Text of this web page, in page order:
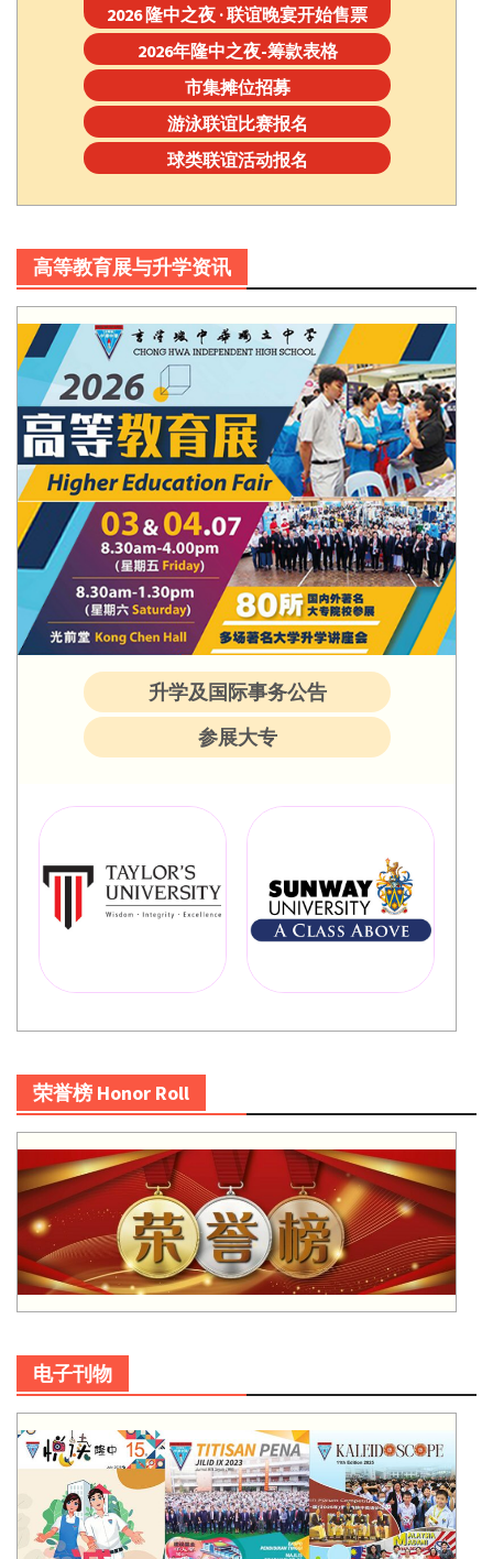
2026 隆中之夜 · 联谊晚宴开始售票
2026年隆中之夜-筹款表格
市集摊位招募
游泳联谊比赛报名
球类联谊活动报名
高等教育展与升学资讯
升学及国际事务公告
参展大专
荣誉榜 Honor Roll
电子刊物